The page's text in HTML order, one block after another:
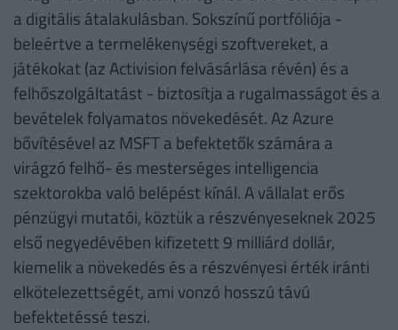
a digitális átalakulásban. Sokszínű portfóliója -
beleértve a termelékenységi szoftvereket, a
játékokat (az Activision felvásárlása révén) és a
felhőszolgáltatást - biztosítja a rugalmasságot és a
bevételek folyamatos növekedését. Az Azure
bővítésével az MSFT a befektetők számára a
virágzó felhő- és mesterséges intelligencia
szektorokba való belépést kínál. A vállalat erős
pénzügyi mutatói, köztük a részvényeseknek 2025
első negyedévében kifizetett 9 milliárd dollár,
kiemelik a növekedés és a részvényesi érték iránti
elkötelezettségét, ami vonzó hosszú távú
befektetéssé teszi.